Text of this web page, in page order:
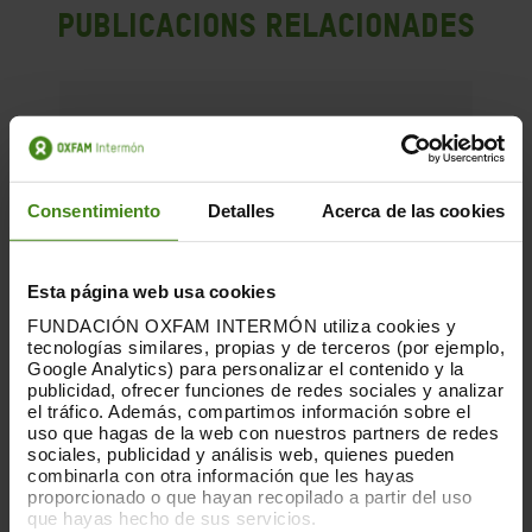
Consentimiento Detalles Acerca de las cookies
Esta página web usa cookies
FUNDACIÓN OXFAM INTERMÓN utiliza cookies y
tecnologías similares, propias y de terceros (por ejemplo,
Google Analytics) para personalizar el contenido y la
publicidad, ofrecer funciones de redes sociales y analizar
el tráfico. Además, compartimos información sobre el
uso que hagas de la web con nuestros partners de redes
sociales, publicidad y análisis web, quienes pueden
combinarla con otra información que les hayas
proporcionado o que hayan recopilado a partir del uso
que hayas hecho de sus servicios.
Publicacions Relacionades